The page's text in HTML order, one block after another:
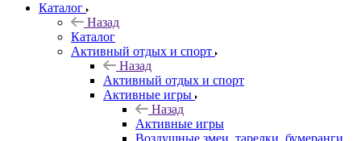
Каталог
Назад
Каталог
Активный отдых и спорт
Назад
Активный отдых и спорт
Активные игры
Назад
Активные игры
Воздушные змеи, тарелки, бумеранги